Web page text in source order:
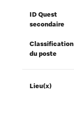
ID Quest
secondaire
Classification
du poste
Lieu(x)